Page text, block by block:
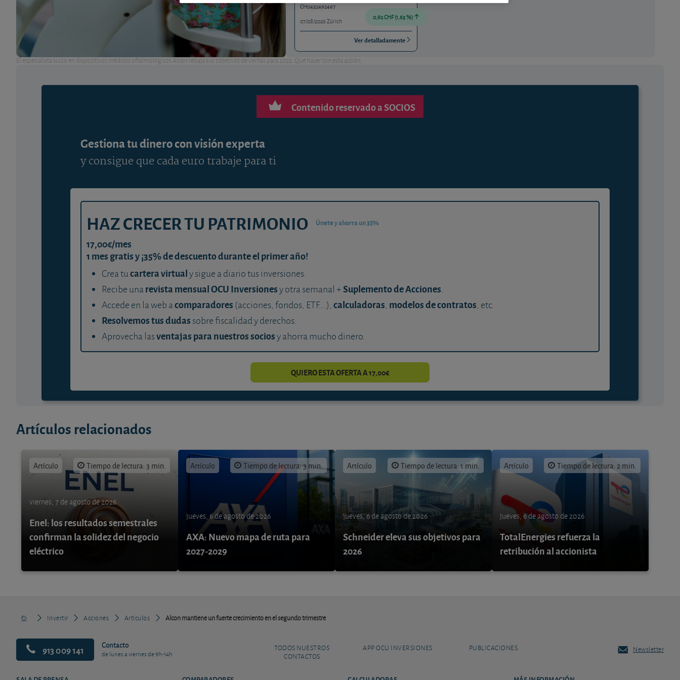
El especialista suizo en dispositivos médicos oftalmológicos Alcon rebaja sus objetivos de ventas para 2022. Qué hacer con esta acción.
CH0432492467
07/08/2026 Zúrich
0,92 CHF (1,63 %)
Ver detalladamente
Contenido reservado a SOCIOS
Gestiona tu dinero con visión experta
y consigue que cada euro trabaje para ti
HAZ CRECER TU PATRIMONIO Únete y ahorra un 35%
17,00€/mes
1 mes gratis y ¡35% de descuento durante el primer año!
Crea tucartera virtualy sigue a diario tus inversiones.
Recibe unarevista mensual OCU Inversionesy otra semanal +Suplemento de Acciones.
Accede en la web acomparadores (acciones, fondos, ETF...), calculadoras, modelos de contratos, etc.
Resolvemos tus dudas sobre fiscalidad y derechos.
Aprovecha lasventajas para nuestros sociosy ahorra mucho dinero.
QUIERO ESTA OFERTA A 17,00€
Artículos relacionados
Artículo Tiempo de lectura: 3 min.
viernes, 7 de agosto de 2026
Enel: los resultados semestrales
confirman la solidez del negocio
eléctrico
Artículo Tiempo de lectura: 3 min.
jueves, 6 de agosto de 2026
AXA: Nuevo mapa de ruta para
2027-2029
Artículo Tiempo de lectura: 1 min.
jueves, 6 de agosto de 2026
Schneider eleva sus objetivos para
2026
Artículo Tiempo de lectura: 2 min.
jueves, 6 de agosto de 2026
TotalEnergies refuerza la
retribución al accionista
Invertir Acciones Artículos Alcon mantiene un fuerte crecimiento en el segundo trimestre
913 009 141 Contacto
de lunes a viernes de 9h-14h
TODOS NUESTROS
CONTACTOS
APP OCU INVERSIONES PUBLICACIONES Newsletter